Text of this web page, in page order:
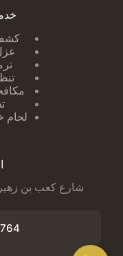
كشف
لحام
شارع كعب بن